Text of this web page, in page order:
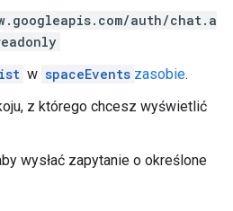
auth/chat.a
w spaceEvents zasobie.
z którego chcesz wyświetlić
wysłać zapytanie o określone